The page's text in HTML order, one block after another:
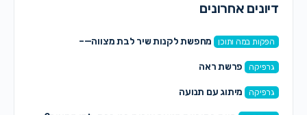
דיונים אחרונים
הפקות במה ותוכן מחפשת לקנות שיר לבת מצווה—–
גרפיקה פרשת ראה
גרפיקה מיתוג עם תנועה